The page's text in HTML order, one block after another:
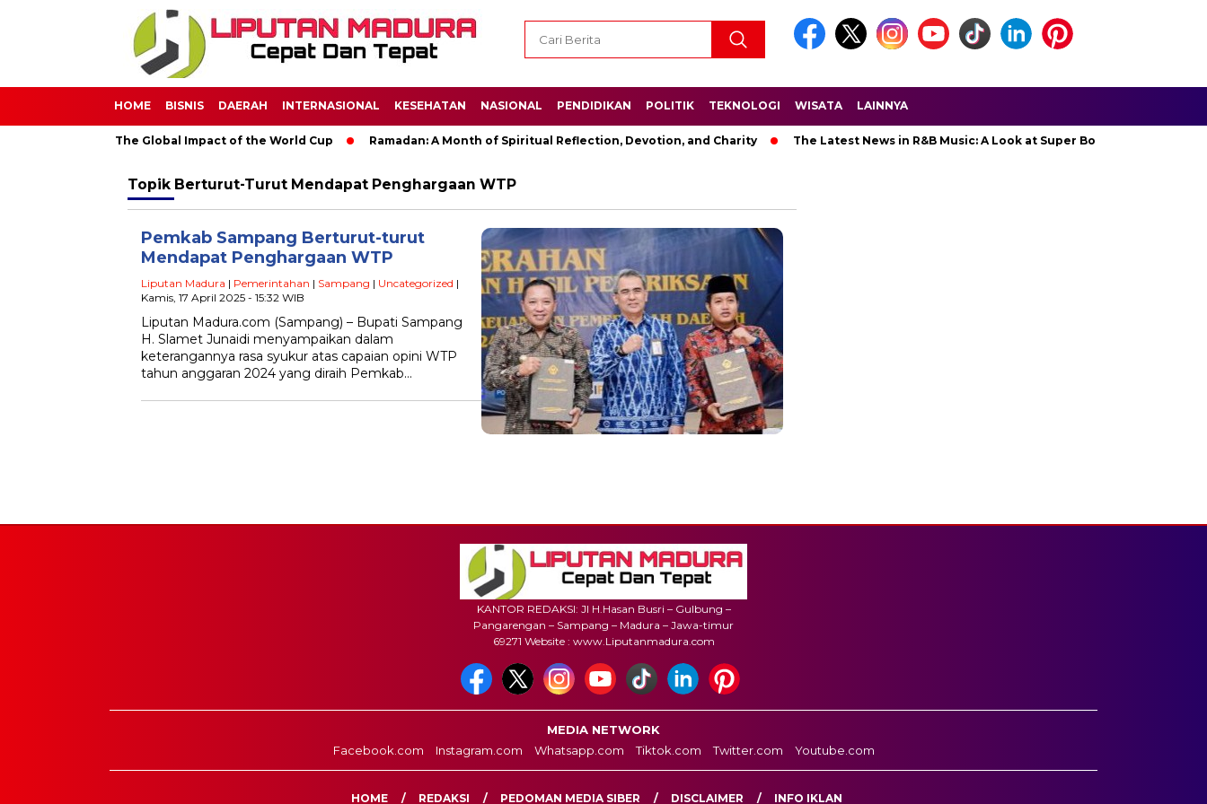
HOME BISNIS DAERAH INTERNASIONAL KESEHATAN NASIONAL PENDIDIKAN POLITIK TEKNOLOGI WISATA LAINNYA
Soccer: The Global Impact of the World Cup Ramadan: A Month of Spiritual Reflection, Devotion, and Charity The Latest News in R&B Music: A Look at Super Bowl Performances,
Topik Berturut-Turut Mendapat Penghargaan WTP
Pemkab Sampang Berturut-turut
Mendapat Penghargaan WTP
Liputan Madura | Pemerintahan | Sampang | Uncategorized |
Kamis, 17 April 2025 - 15:32 WIB
Liputan Madura.com (Sampang) – Bupati Sampang
H. Slamet Junaidi menyampaikan dalam
keterangannya rasa syukur atas capaian opini WTP
tahun anggaran 2024 yang diraih Pemkab…
KANTOR REDAKSI: Jl H.Hasan Busri – Gulbung –
Pangarengan – Sampang – Madura – Jawa-timur
69271 Website : www.Liputanmadura.com
MEDIA NETWORK
Facebook.com
Instagram.com Whatsapp.com Tiktok.com Twitter.com Youtube.com
HOME REDAKSI PEDOMAN MEDIA SIBER DISCLAIMER INFO IKLAN